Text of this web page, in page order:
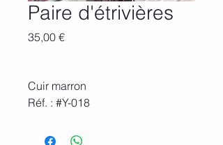
Paire d'étrivières
35,00 €Prix
Cuir marron
Réf. : #Y-018